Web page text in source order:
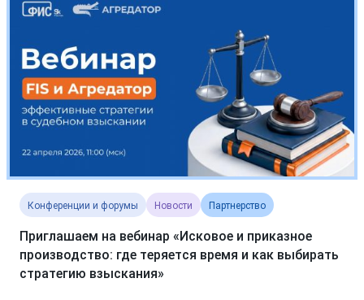
Конференции и форумы Новости Партнерство
Приглашаем на вебинар «Исковое и приказное
производство: где теряется время и как выбирать
стратегию взыскания»